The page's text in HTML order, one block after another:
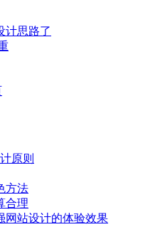
计思路了
原则
方法
合理
网站设计的体验效果